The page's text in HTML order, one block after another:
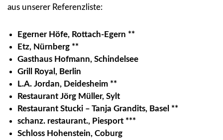
aus unserer Referenzliste:
Egerner Höfe, Rottach-Egern **
Etz, Nürnberg **
Gasthaus Hofmann, Schindelsee
Grill Royal, Berlin
L.A. Jordan, Deidesheim **
Restaurant Jörg Müller, Sylt
Restaurant Stucki – Tanja Grandits, Basel **
schanz. restaurant., Piesport ***
Schloss Hohenstein, Coburg